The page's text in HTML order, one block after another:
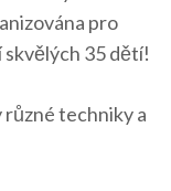
pro
skvělých 35 dětí!
různé techniky a